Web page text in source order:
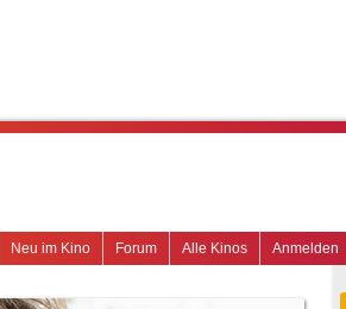
Anmelden
Alle Kinos
Forum
Neu im Kino